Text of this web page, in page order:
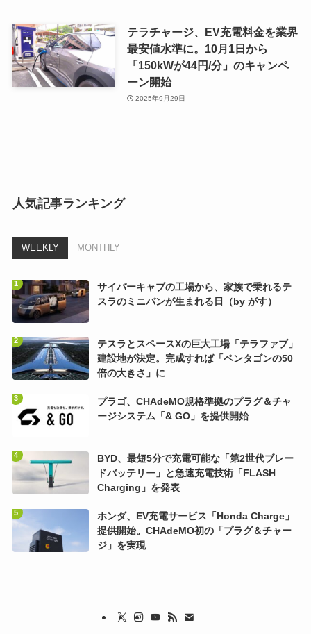
テラチャージ、EV充電料金を業界
最安値水準に。10月1日から
「150kWが44円/分」のキャンペ
ーン開始
2025年9月29日
人気記事ランキング
WEEKLY MONTHLY
サイバーキャブの工場から、家族で乗れるテ
スラのミニバンが生まれる日（by がす）
テスラとスペースXの巨大工場「テラファブ」
建設地が決定。完成すれば「ペンタゴンの50
倍の大きさ」に
プラゴ、CHAdeMO規格準拠のプラグ＆チャ
ージシステム「& GO」を提供開始
BYD、最短5分で充電可能な「第2世代ブレー
ドバッテリー」と急速充電技術「FLASH
Charging」を発表
ホンダ、EV充電サービス「Honda Charge」
提供開始。CHAdeMO初の「プラグ＆チャー
ジ」を実現